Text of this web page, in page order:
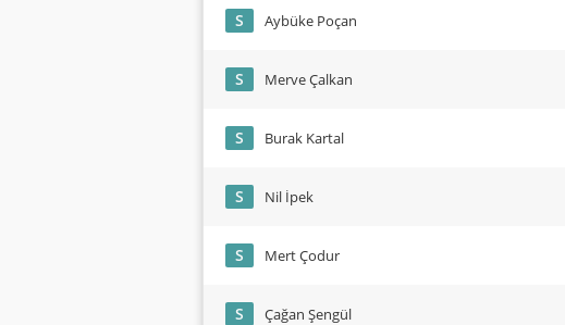
S Aybüke Poçan
S Merve Çalkan
S Burak Kartal
S Nil İpek
S Mert Çodur
S Çağan Şengül